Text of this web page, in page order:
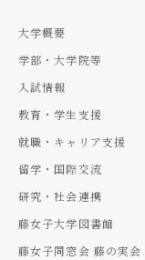
大学概要
学部・大学院等
入試情報
教育・学生支援
就職・キャリア支援
留学・国際交流
研究・社会連携
藤女子大学図書館
藤女子同窓会 藤の実会